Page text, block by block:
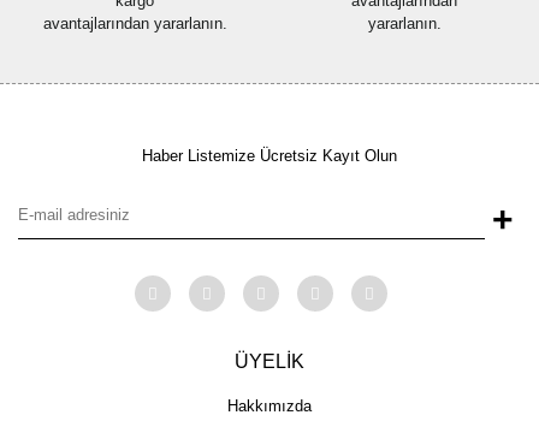
avantajlarından yararlanın.
yararlanın.
Haber Listemize Ücretsiz Kayıt Olun
+
ÜYELİK
Hakkımızda